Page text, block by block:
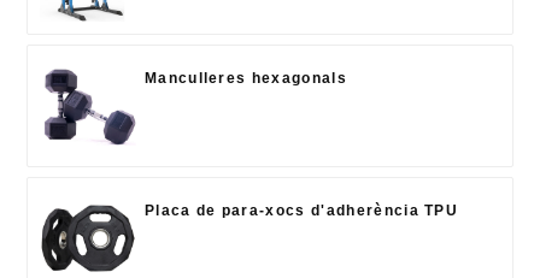
Manculleres hexagonals
Placa de para-xocs d'adherència TPU